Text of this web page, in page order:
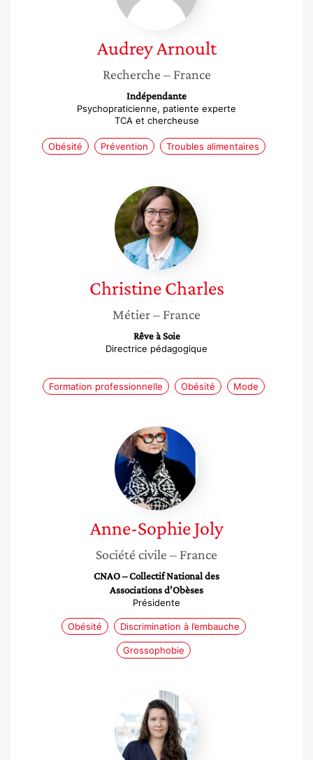
AudreyArnoult
Recherche – France
Indépendante
Psychopraticienne, patiente experte
TCA et chercheuse
Obésité Prévention Troubles alimentaires
Christine
Charles
Christine Charles
Métier– France
Rêve à Soie
Directrice pédagogique
Formation professionnelle Obésité Mode
Anne-
Sophie
Joly
Anne-Sophie Joly
Société civile – France
CNAO – Collectif National des
Associations d’Obèses
Présidente
Obésité Discrimination à l’embauche
Grossophobie
Mathilde
His